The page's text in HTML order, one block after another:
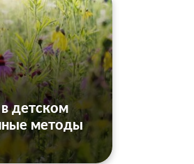
детском
методы